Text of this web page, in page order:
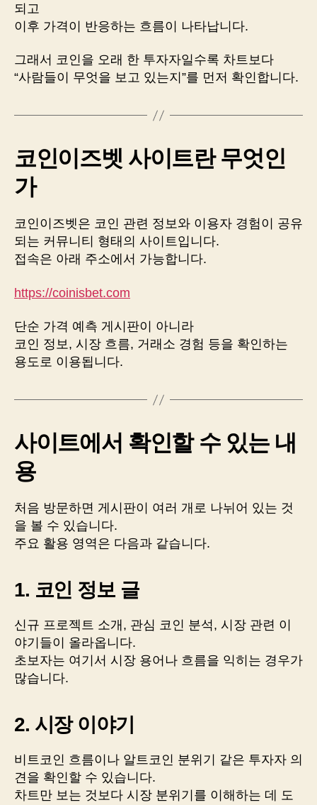
되고
이후 가격이 반응하는 흐름이 나타납니다.
그래서 코인을 오래 한 투자자일수록 차트보다
“사람들이 무엇을 보고 있는지”를 먼저 확인합니다.
코인이즈벳 사이트란 무엇인
가
코인이즈벳은 코인 관련 정보와 이용자 경험이 공유
되는 커뮤니티 형태의 사이트입니다.
접속은 아래 주소에서 가능합니다.
https://coinisbet.com
단순 가격 예측 게시판이 아니라
코인 정보, 시장 흐름, 거래소 경험 등을 확인하는
용도로 이용됩니다.
사이트에서 확인할 수 있는 내
용
처음 방문하면 게시판이 여러 개로 나뉘어 있는 것
을 볼 수 있습니다.
주요 활용 영역은 다음과 같습니다.
1. 코인 정보 글
신규 프로젝트 소개, 관심 코인 분석, 시장 관련 이
야기들이 올라옵니다.
초보자는 여기서 시장 용어나 흐름을 익히는 경우가
많습니다.
2. 시장 이야기
비트코인 흐름이나 알트코인 분위기 같은 투자자 의
견을 확인할 수 있습니다.
차트만 보는 것보다 시장 분위기를 이해하는 데 도